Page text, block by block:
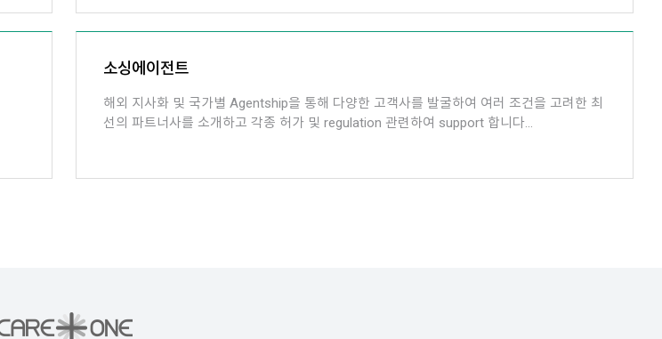
소싱에이전트
해외 지사화 및 국가별 Agentship을 통해 다양한 고객사를 발굴하여 여러 조건을 고려한 최
선의 파트너사를 소개하고 각종 허가 및 regulation 관련하여 support 합니다...